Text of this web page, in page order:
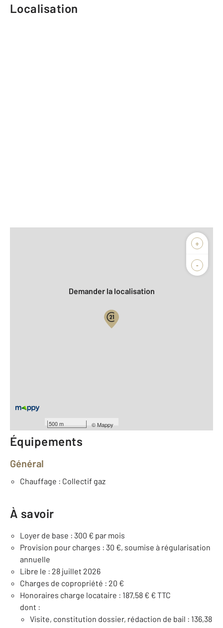
Localisation
+
-
500 m ©Mappy
Demander la localisation
Nombre de pièces : 1
Équipements
Général
Chauffage : Collectif gaz
À savoir
Loyer de base : 300 € par mois
Provision pour charges : 30 €, soumise à régularisation
annuelle
Libre le : 28 juillet 2026
Charges de copropriété : 20 €
Honoraires charge locataire : 187,58 € € TTC
dont :
Visite, constitution dossier, rédaction de bail : 136,38